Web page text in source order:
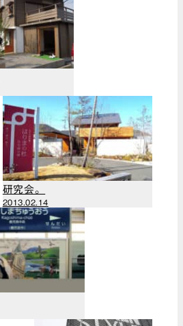
（1）
2023年8月
（1）
2023年6月
2023年4月
（1）
2023年3月
（1）
2022年12月
（3）
（2）
2022年10月
2022年9月
（1）
研究会。
2013.02.14